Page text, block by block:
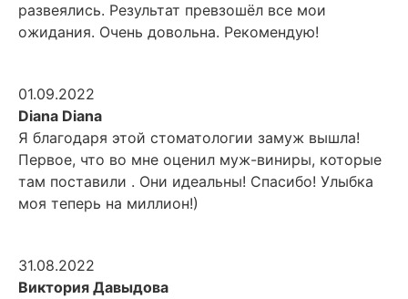
развеялись. Результат превзошёл все мои
ожидания. Очень довольна. Рекомендую!
01.09.2022
Diana Diana
Я благодаря этой стоматологии замуж вышла!
Первое, что во мне оценил муж-виниры, которые
там поставили . Они идеальны! Спасибо! Улыбка
моя теперь на миллион!)
31.08.2022
Виктория Давыдова